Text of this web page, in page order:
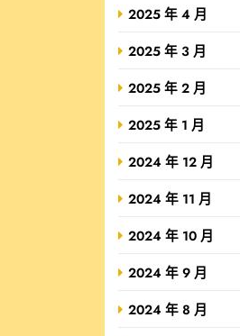
2025 年 4 月
2025 年 3 月
2025 年 2 月
2025 年 1 月
2024 年 12 月
2024 年 11 月
2024 年 10 月
2024 年 9 月
2024 年 8 月